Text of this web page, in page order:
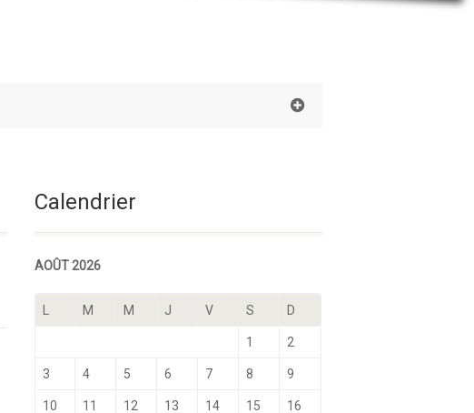
Calendrier
AOÛT 2026
M M J V S D
1 2
3 4 5 6 7 8 9
10 11 12 13 14 15 16